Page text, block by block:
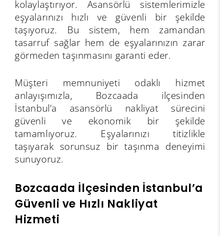
kolaylaştırıyor. Asansörlü sistemlerimizle
eşyalarınızı hızlı ve güvenli bir şekilde
taşıyoruz. Bu sistem, hem zamandan
tasarruf sağlar hem de eşyalarınızın zarar
görmeden taşınmasını garanti eder.
Müşteri memnuniyeti odaklı hizmet
anlayışımızla, Bozcaada ilçesinden
İstanbul’a asansörlü nakliyat sürecini
güvenli ve ekonomik bir şekilde
tamamlıyoruz. Eşyalarınızı titizlikle
taşıyarak sorunsuz bir taşınma deneyimi
sunuyoruz.
Bozcaada İlçesinden İstanbul’a
Güvenli ve Hızlı Nakliyat
Hizmeti